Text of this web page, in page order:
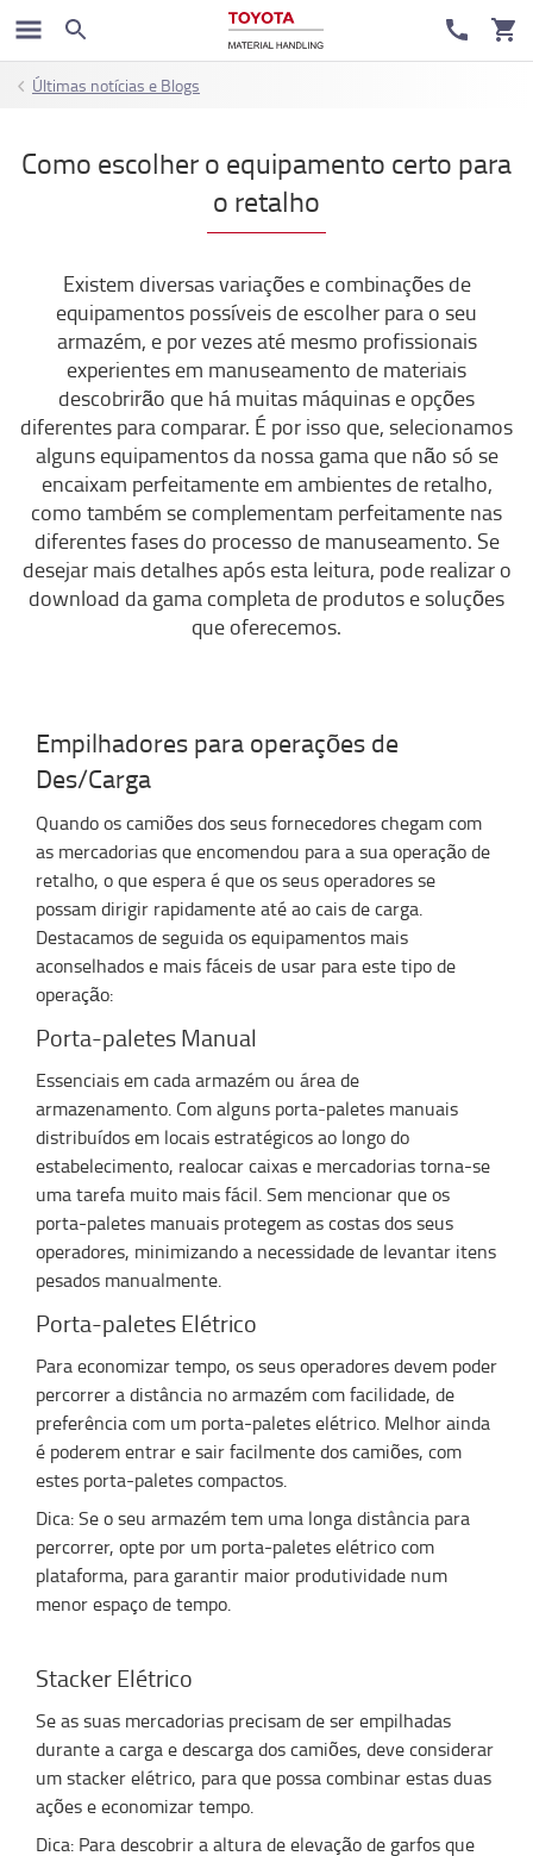
Últimas notícias e Blogs
Como escolher o equipamento certo para
o retalho
Existem diversas variações e combinações de
equipamentos possíveis de escolher para o seu
armazém, e por vezes até mesmo profissionais
experientes em manuseamento de materiais
descobrirão que há muitas máquinas e opções
diferentes para comparar. É por isso que, selecionamos
alguns equipamentos da nossa gama que não só se
encaixam perfeitamente em ambientes de retalho,
como também se complementam perfeitamente nas
diferentes fases do processo de manuseamento. Se
desejar mais detalhes após esta leitura, pode realizar o
download da gama completa de produtos e soluções
que oferecemos.
Empilhadores para operações de
Des/Carga
Quando os camiões dos seus fornecedores chegam com
as mercadorias que encomendou para a sua operação de
retalho, o que espera é que os seus operadores se
possam dirigir rapidamente até ao cais de carga.
Destacamos de seguida os equipamentos mais
aconselhados e mais fáceis de usar para este tipo de
operação:
Porta-paletes Manual
Essenciais em cada armazém ou área de
armazenamento. Com alguns porta-paletes manuais
distribuídos em locais estratégicos ao longo do
estabelecimento, realocar caixas e mercadorias torna-se
uma tarefa muito mais fácil. Sem mencionar que os
porta-paletes manuais protegem as costas dos seus
operadores, minimizando a necessidade de levantar itens
pesados ​​manualmente.
Porta-paletes Elétrico
Para economizar tempo, os seus operadores devem poder
percorrer a distância no armazém com facilidade, de
preferência com um porta-paletes elétrico. Melhor ainda
é poderem entrar e sair facilmente dos camiões, com
estes porta-paletes compactos.
Dica: Se o seu armazém tem uma longa distância para
percorrer, opte por um porta-paletes elétrico com
plataforma, para garantir maior produtividade num
menor espaço de tempo.
Stacker Elétrico
Se as suas mercadorias precisam de ser empilhadas
durante a carga e descarga dos camiões, deve considerar
um stacker elétrico, para que possa combinar estas duas
ações e economizar tempo.
Dica: Para descobrir a altura de elevação de garfos que